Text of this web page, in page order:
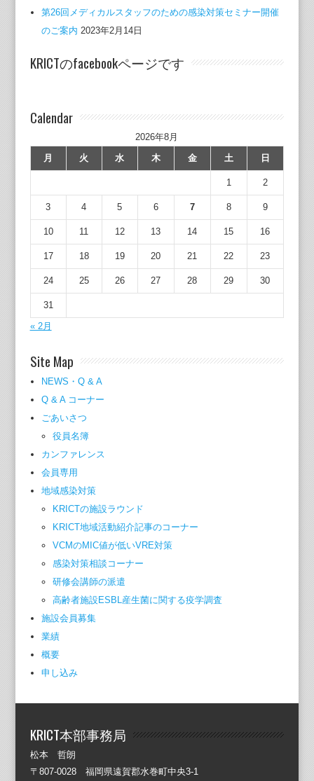
第26回メディカルスタッフのための感染対策セミナー開催
のご案内 2023年2月14日
KRICTのfacebookページです
Calendar
2026年8月
月
火 水 木 金 土 日
1 2
3 4 5 6 7 8 9
10 11 12 13 14 15 16
17 18 19 20 21 22 23
24 25 26 27 28 29 30
31
« 2月
Site Map
NEWS・Q & A
Q & A コーナー
ごあいさつ
役員名簿
カンファレンス
会員専用
地域感染対策
KRICTの施設ラウンド
KRICT地域活動紹介記事のコーナー
VCMのMIC値が低いVRE対策
感染対策相談コーナー
研修会講師の派遣
高齢者施設ESBL産生菌に関する疫学調査
施設会員募集
業績
概要
申し込み
KRICT本部事務局
松本 哲朗
〒807-0028 福岡県遠賀郡水巻町中央3-1